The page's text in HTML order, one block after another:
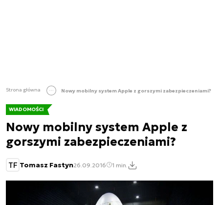
Strona główna Nowy mobilny system Apple z gorszymi zabezpieczeniami?
WIADOMOŚCI
Nowy mobilny system Apple z
gorszymi zabezpieczeniami?
TF Tomasz Fastyn26.09.2016 1 min.